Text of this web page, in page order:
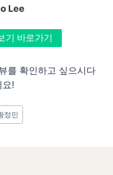
Lee
기 바로가기
를 확인하고 싶으시다
요!
정민